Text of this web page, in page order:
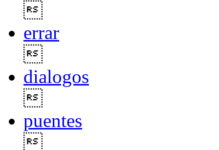
errar
dialogos
puentes